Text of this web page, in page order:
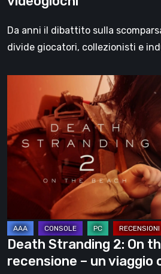
Da anni il dibattito sulla
divide giocatori, collezionisti e
Stranding
On
the
Beach,
recensione
–
un
viaggio
oltre
Death Stranding 2: On
recensione – un viaggio